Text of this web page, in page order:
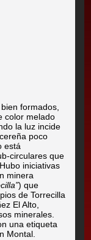
formados,
color melado
la luz incide
poco
está
circulares que
iniciativas
minera
) que
de Torrecilla
El Alto,
minerales.
una etiqueta
Montal.